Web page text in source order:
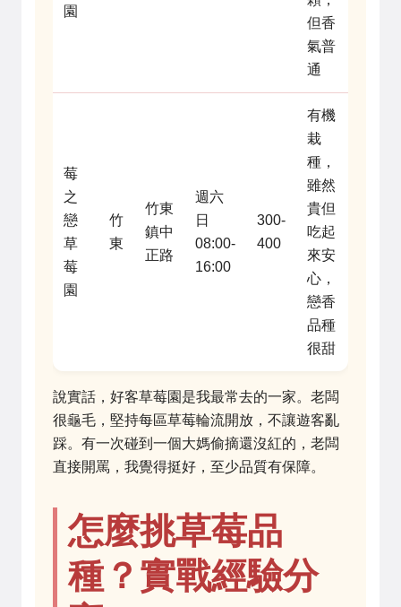
園
但香
氣普
通
莓
之
戀
草
莓
園
竹
東
竹東
鎮中
正路
週六
日
08:00-
16:00
300-
400
有機
栽
種，
雖然
貴但
吃起
來安
心，
戀香
品種
很甜
說實話，好客草莓園是我最常去的一家。老闆
很龜毛，堅持每區草莓輪流開放，不讓遊客亂
踩。有一次碰到一個大媽偷摘還沒紅的，老闆
直接開罵，我覺得挺好，至少品質有保障。
怎麼挑草莓品
種？實戰經驗分